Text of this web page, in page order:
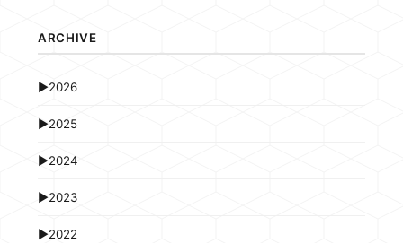
ARCHIVE
►2026
►2025
►2024
►2023
►2022